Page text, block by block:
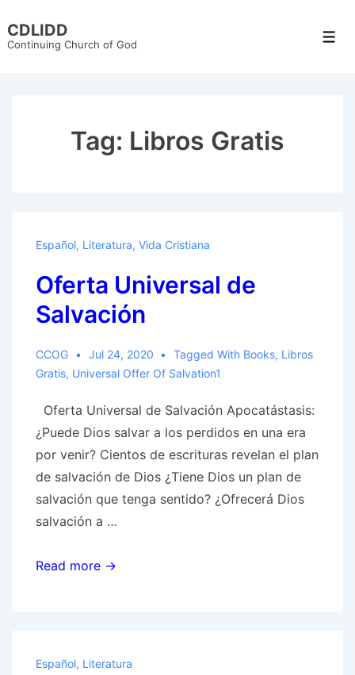
Skip
CDLIDD
Continuing Church of God
Tag: Libros Gratis
Español, Literatura, Vida Cristiana
Oferta Universal de
Salvación
CCOG Jul 24, 2020 Tagged With Books, Libros
Gratis, Universal Offer Of Salvation1
Oferta Universal de Salvación Apocatástasis:
¿Puede Dios salvar a los perdidos en una era
por venir? Cientos de escrituras revelan el plan
de salvación de Dios ¿Tiene Dios un plan de
salvación que tenga sentido? ¿Ofrecerá Dios
salvación a …
Oferta
Read more →
Español, Literatura